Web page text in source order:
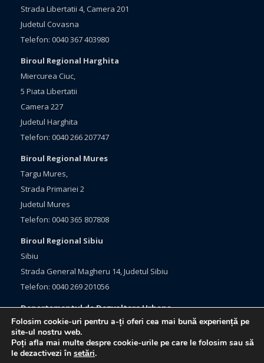
Strada Libertatii 4, Camera 201
Judetul Covasna
Telefon: 0040 367 403980
Biroul Regional Harghita
Miercurea Ciuc,
5 Piata Libertatii
Camera 227
Judetul Harghita
Telefon: 0040 266 207747
Biroul Regional Mures
Targu Mures,
Strada Primariei 2
Judetul Mures
Telefon: 0040 365 807808
Biroul Regional Sibiu
Sibiu
Strada General Magheru 14, Judetul Sibiu
Telefon: 0040 269 201056
Departamentul de Dezvoltare Urbana
Brasov, Bulevardul Eroilor 33
Judetul Brasov
Telefon: 0040 368 415760
Folosim cookie-uri pentru a-ți oferi cea mai bună experiență pe
site-ul nostru web.
Poți afla mai multe despre cookie-urile pe care le folosim sau să
le dezactivezi în setări.